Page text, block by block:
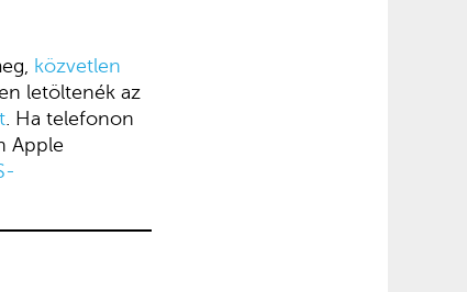
közvetlen
letöltenék az
. Ha telefonon
Apple